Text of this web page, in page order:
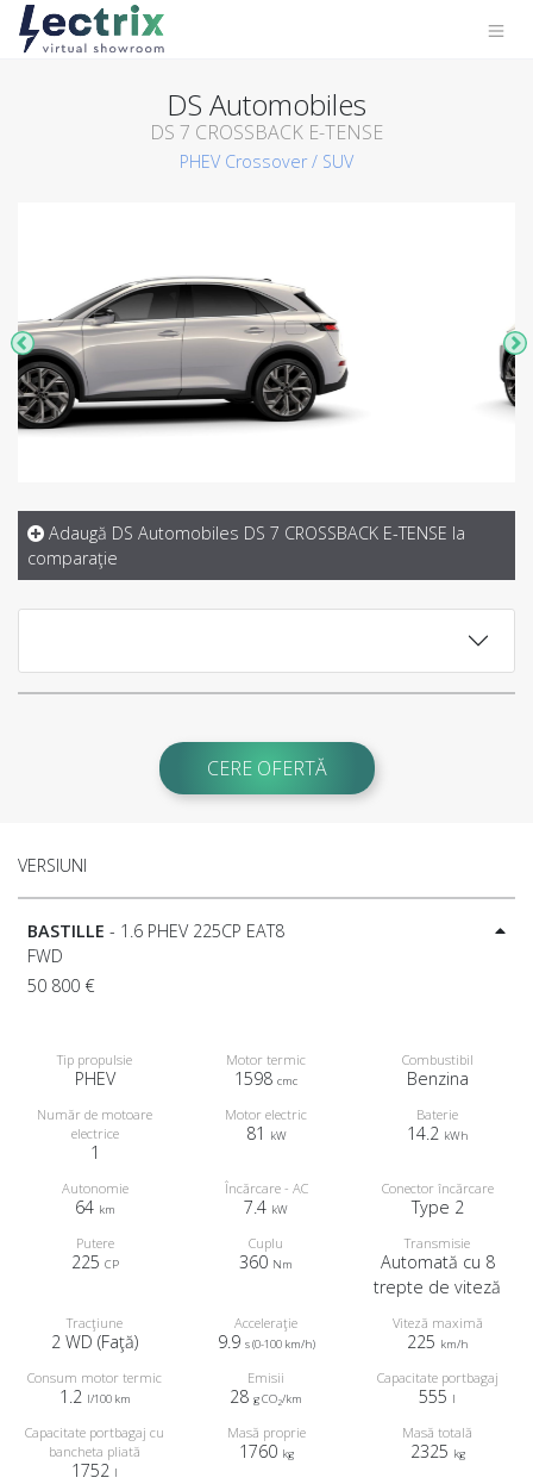
DS Automobiles
DS 7 CROSSBACK E-TENSE
PHEV Crossover / SUV
Adaugă DS Automobiles DS 7 CROSSBACK E-TENSE la
comparaţie
CERE OFERTĂ
VERSIUNI
BASTILLE - 1.6 PHEV 225CP EAT8
FWD
50 800 €
Tip propulsie
PHEV
Motor termic
1598 cmc
Combustibil
Benzina
Număr de motoare
electrice
1
Motor electric
81 kW
Baterie
14.2 kWh
Autonomie
64 km
Încărcare - AC
7.4 kW
Conector încărcare
Type 2
Putere
225 CP
Cuplu
360 Nm
Transmisie
Automată cu 8
trepte de viteză
Tracţiune
2 WD (Faţă)
Acceleraţie
9.9 s (0-100 km/h)
Viteză maximă
225 km/h
Consum motor termic
1.2 l/100 km
Emisii
28 g CO2/km
Capacitate portbagaj
555 l
Capacitate portbagaj cu
bancheta pliată
1752 l
Masă proprie
1760 kg
Masă totală
2325 kg